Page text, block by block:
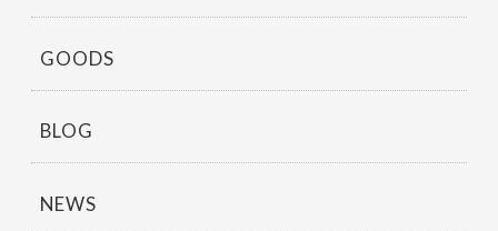
GOODS
BLOG
NEWS